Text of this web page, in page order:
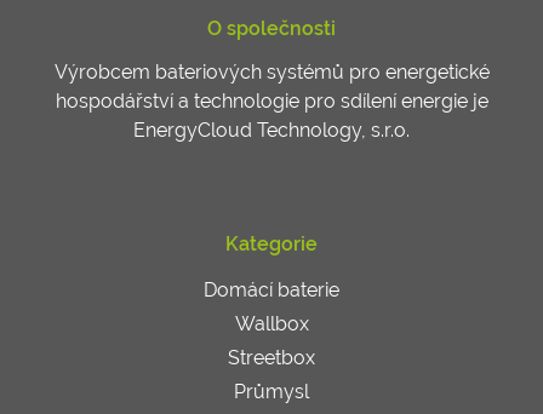
O společnosti
Výrobcem bateriových systémů pro energetické
hospodářství a technologie pro sdílení energie je
EnergyCloud Technology, s.r.o.
Kategorie
Domácí baterie
Wallbox
Streetbox
Průmysl